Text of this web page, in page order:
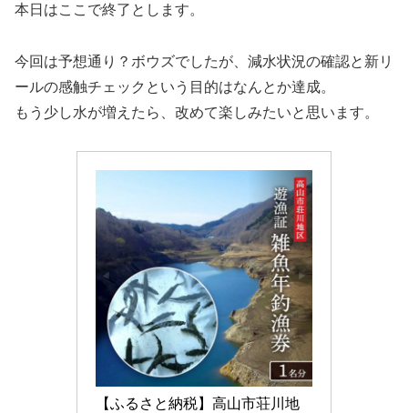
本日はここで終了とします。
今回は予想通り？ボウズでしたが、減水状況の確認と新リ
ールの感触チェックという目的はなんとか達成。
もう少し水が増えたら、改めて楽しみたいと思います。
【ふるさと納税】高山市荘川地